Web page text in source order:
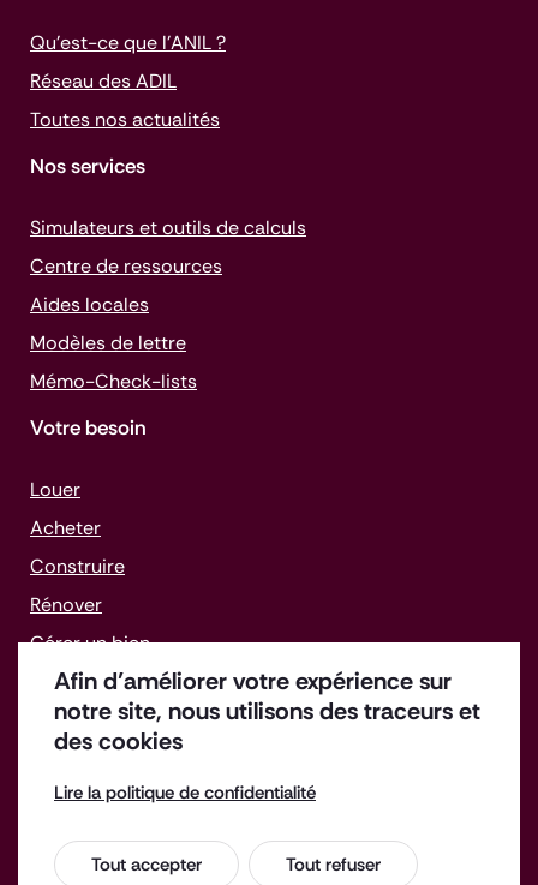
Afin d’améliorer votre expérience sur
notre site, nous utilisons des traceurs et
des cookies
Lire la politique de confidentialité
Tout accepter Tout refuser
Qu’est-ce que l’ANIL ?
Réseau des ADIL
Toutes nos actualités
Nos services
Simulateurs et outils de calculs
Centre de ressources
Aides locales
Modèles de lettre
Mémo-Check-lists
Votre besoin
Louer
Acheter
Construire
Rénover
Gérer un bien
Faire face aux difficultés
Enquête de satisfaction
Espace Presse